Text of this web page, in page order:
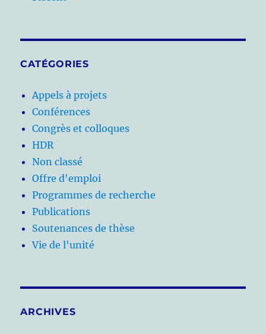
CATÉGORIES
Appels à projets
Conférences
Congrès et colloques
HDR
Non classé
Offre d'emploi
Programmes de recherche
Publications
Soutenances de thèse
Vie de l'unité
ARCHIVES